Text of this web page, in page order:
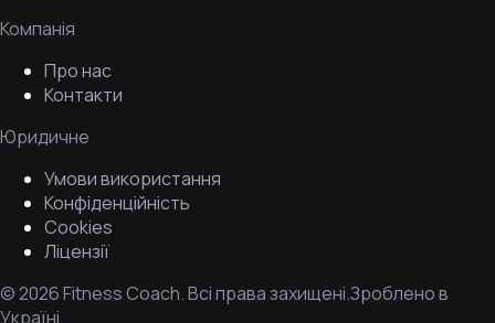
Компанія
Про нас
Контакти
Юридичне
Умови використання
Конфіденційність
Cookies
Ліцензії
©2026Fitness Coach.Всі права захищені.Зроблено в
Україні